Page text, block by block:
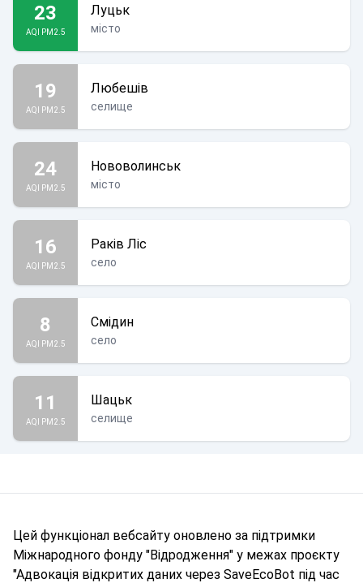
23
AQI PM2.5
Луцьк
місто
19
AQI PM2.5
Любешів
селище
24
AQI PM2.5
Нововолинськ
місто
16
AQI PM2.5
Раків Ліс
село
8
AQI PM2.5
Смідин
село
11
AQI PM2.5
Шацьк
селище
Цей функціонал вебсайту оновлено за підтримки
Міжнародного фонду "Відродження" у межах проєкту
"Адвокація відкритих даних через SaveEcoBot під час